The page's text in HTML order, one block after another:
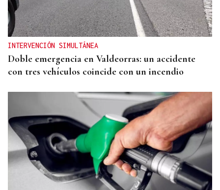
INTERVENCIÓN SIMULTÁNEA
Doble emergencia en Valdeorras: un accidente
con tres vehículos coincide con un incendio